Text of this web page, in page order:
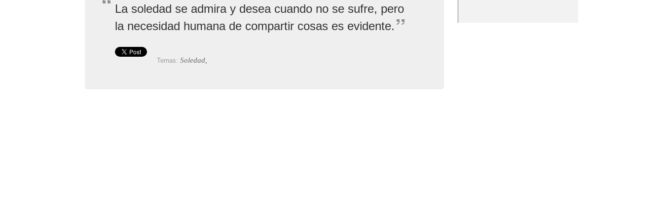
La soledad se admira y desea cuando no se sufre, pero
la necesidad humana de compartir cosas es evidente.
Temas: Soledad,